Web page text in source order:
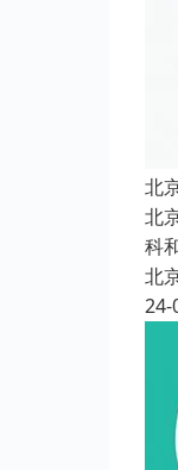
北
北
科
北
24-